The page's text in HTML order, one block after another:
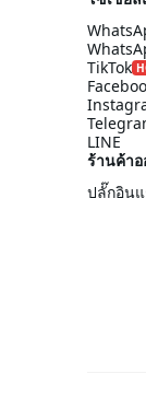
TikTok
LINE
ร้านค้า
ปลั๊กอิน